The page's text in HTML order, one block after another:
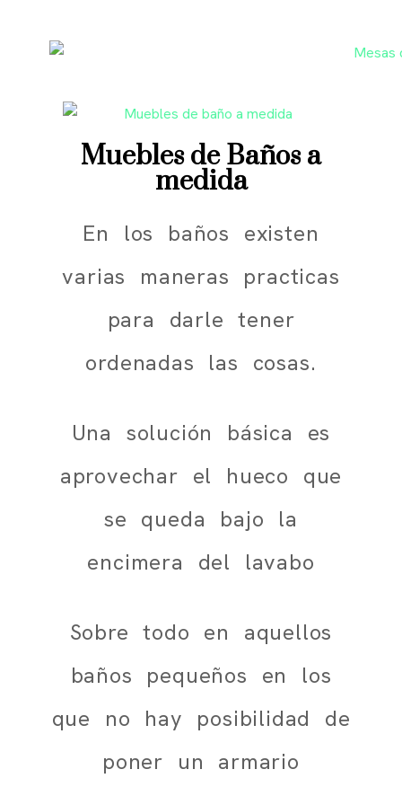
Muebles de Baños a
medida
En los baños existen
varias maneras practicas
para darle tener
ordenadas las cosas.
Una solución básica es
aprovechar el hueco que
se queda bajo la
encimera del lavabo
Sobre todo en aquellos
baños pequeños en los
que no hay posibilidad de
poner un armario